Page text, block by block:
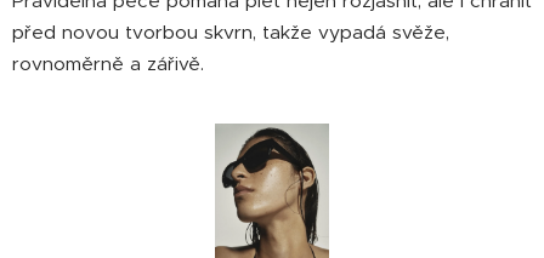
před novou tvorbou skvrn, takže vypadá svěže,
rovnoměrně a zářivě.